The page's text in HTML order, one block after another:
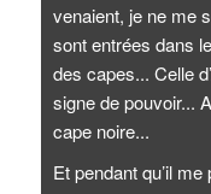
venaient, je ne me
sont entrées dans
des capes... Celle
signe de pouvoir...
cape noire...
Et pendant qu’il